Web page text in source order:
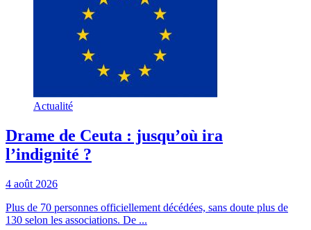
Actualité
Drame de Ceuta : jusqu’où ira
l’indignité ?
4 août 2026
Plus de 70 personnes officiellement décédées, sans doute plus de
130 selon les associations. De ...